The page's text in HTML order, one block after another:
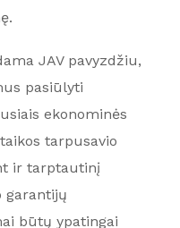
JAV pavyzdžiu,
pasiūlyti
ekonominės
tarpusavio
ir tarptautinį
garantijų
būtų ypatingai